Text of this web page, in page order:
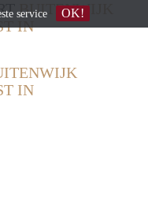
BUITENWIJK
IN
IN
service OK!